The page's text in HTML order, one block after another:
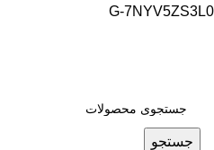
G-7NYV5ZS3L0
جستجو